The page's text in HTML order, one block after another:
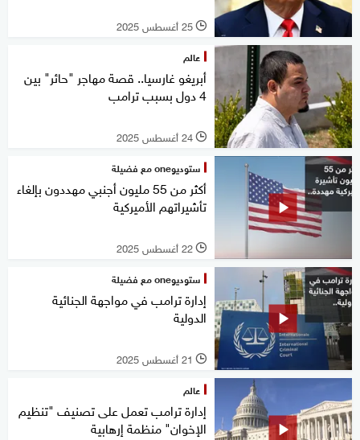
l 25 أغسطس 2025
عالم
أبريغو غارسيا.. قصة مهاجر "حائر" بين
4 دول بسبب ترامب
l 24 أغسطس 2025
ستوديوone مع فضيلة
أكثر من 55 مليون أجنبي مهددون بإلغاء
تأشيراتهم الأميركية
l 22 أغسطس 2025
ستوديوone مع فضيلة
إدارة ترامب في مواجهة الجنائية
الدولية
l 21 أغسطس 2025
عالم
إدارة ترامب تعمل على تصنيف "تنظيم
الإخوان" منظمة إرهابية